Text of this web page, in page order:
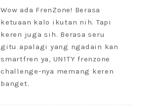
Wow ada FrenZone! Berasa
ketuaan kalo ikutan nih. Tapi
keren juga sih. Berasa seru
gitu apalagi yang ngadain kan
smartfren ya, UN1TY frenzone
challenge-nya memang keren
banget.